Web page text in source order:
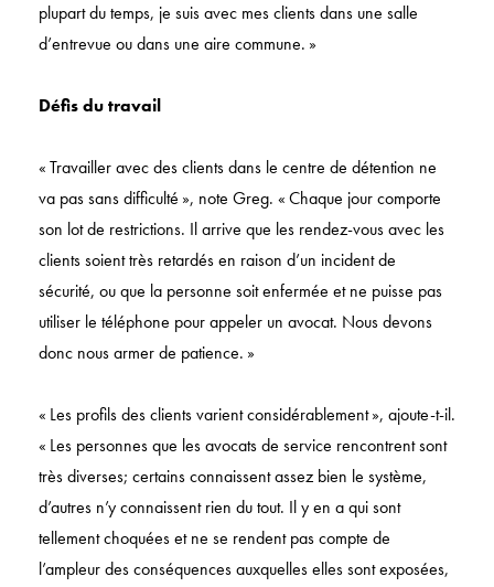
plupart du temps, je suis avec mes clients dans une salle
d’entrevue ou dans une aire commune. »
Défis du travail
« Travailler avec des clients dans le centre de détention ne
va pas sans difficulté », note Greg. « Chaque jour comporte
son lot de restrictions. Il arrive que les rendez-vous avec les
clients soient très retardés en raison d’un incident de
sécurité, ou que la personne soit enfermée et ne puisse pas
utiliser le téléphone pour appeler un avocat. Nous devons
donc nous armer de patience. »
« Les profils des clients varient considérablement », ajoute-t-il.
« Les personnes que les avocats de service rencontrent sont
très diverses; certains connaissent assez bien le système,
d’autres n’y connaissent rien du tout. Il y en a qui sont
tellement choquées et ne se rendent pas compte de
l’ampleur des conséquences auxquelles elles sont exposées,